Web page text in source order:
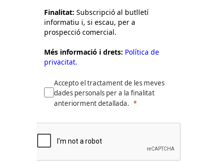
Finalitat: Subscripció al butlletí
informatiu i, si escau, per a
prospecció comercial.
Més informació i drets: Política de
privacitat.
Accepto el tractament de les meves
dades personals per a la finalitat
anteriorment detallada.